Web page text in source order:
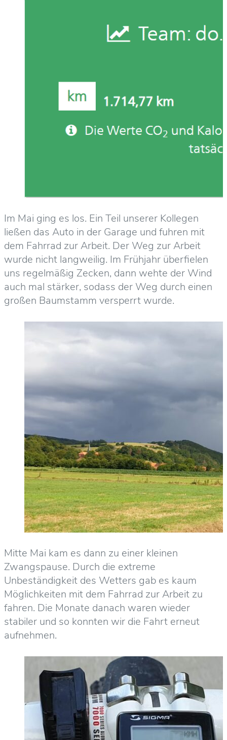
Im Mai ging es los. Ein Teil unserer Kollegen
ließen das Auto in der Garage und fuhren mit
dem Fahrrad zur Arbeit. Der Weg zur Arbeit
wurde nicht langweilig. Im Frühjahr überfielen
uns regelmäßig Zecken, dann wehte der Wind
auch mal stärker, sodass der Weg durch einen
großen Baumstamm versperrt wurde.
Mitte Mai kam es dann zu einer kleinen
Zwangspause. Durch die extreme
Unbeständigkeit des Wetters gab es kaum
Möglichkeiten mit dem Fahrrad zur Arbeit zu
fahren. Die Monate danach waren wieder
stabiler und so konnten wir die Fahrt erneut
aufnehmen.